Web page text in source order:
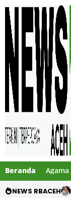
Beranda Agama
NEWS RBACEH